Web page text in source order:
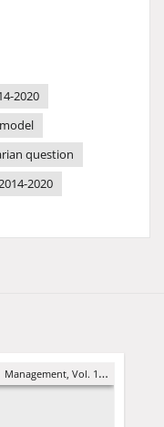
2020
question
2020
Management, Vol. 19 (2015)